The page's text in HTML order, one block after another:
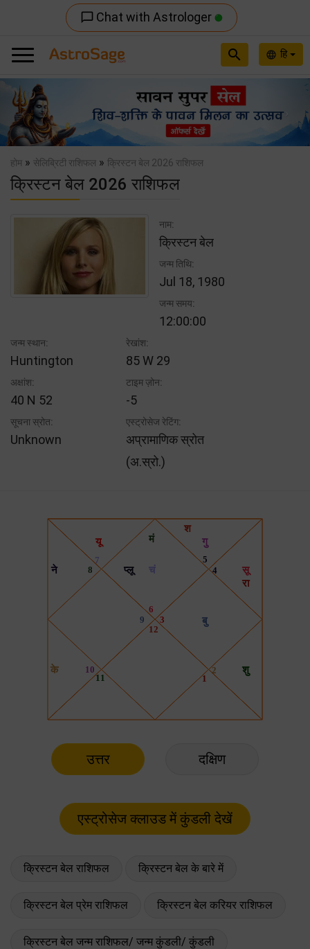
chat_bubble_outline Chat with Astrologer
language हि
search
Previous
होम » सेलिब्रिटी राशिफल » क्रिस्टन बेल 2026 राशिफल
क्रिस्टन बेल 2026 राशिफल
नाम:
क्रिस्टन बेल
जन्म तिथि:
Jul 18, 1980
जन्म समय:
12:00:00
जन्म स्थान:
Huntington
रेखांश:
85 W 29
अक्षांश:
40 N 52
टाइम ज़ोन:
-5
सूचना स्रोत:
Unknown
एस्ट्रोसेज रेटिंग:
अप्रामाणिक स्रोत
(अ.स्रो.)
उत्तर दक्षिण
क्रिस्टन बेल राशिफल क्रिस्टन बेल के बारे में
क्रिस्टन बेल प्रेम राशिफल क्रिस्टन बेल करियर राशिफल
क्रिस्टन बेल जन्म राशिफल/ जन्म कुंडली/ कुंडली